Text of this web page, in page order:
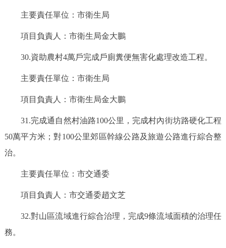
主要責任單位：市衛生局
項目負責人：市衛生局金大鵬
30.資助農村4萬戶完成戶廁糞便無害化處理改造工程。
主要責任單位：市衛生局
項目負責人：市衛生局金大鵬
31.完成通自然村油路100公里，完成村內街坊路硬化工程
50萬平方米；對100公里郊區幹線公路及旅遊公路進行綜合整
治。
主要責任單位：市交通委
項目負責人：市交通委趙文芝
32.對山區流域進行綜合治理，完成9條流域面積的治理任
務。